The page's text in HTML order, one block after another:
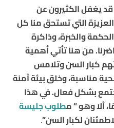
قد يغفل الكثيرون عن
العزيزة التي تستحق منا كل
والخبرة، وذاكرة
من هنا تأتي أهمية
كبار السن وتلامس
مناسبة، وخلق بيئة آمنة
بشكل فعال.في هذا
ألا وهو ” مطلوب جليسة
لكبار السن”.